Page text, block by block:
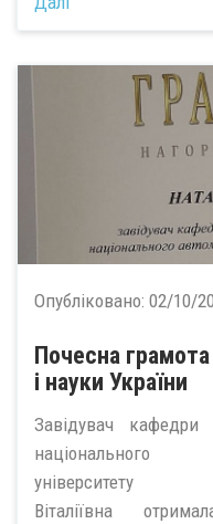
Опубліковано: 02/10/
Почесна грамота
і науки України
Завідувач кафедри
національного
Віталіївна